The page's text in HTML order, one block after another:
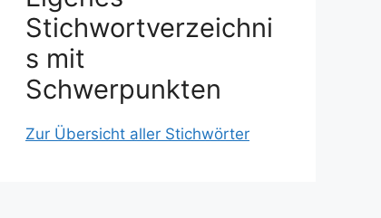
Stichwortverzeichni
s mit
Schwerpunkten
Zur Übersicht aller Stichwörter